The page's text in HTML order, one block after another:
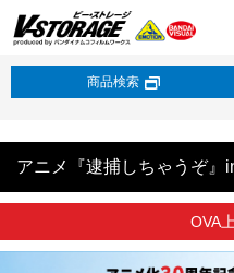
商品検索
アニメ『逮捕しちゃうぞ』
OVA